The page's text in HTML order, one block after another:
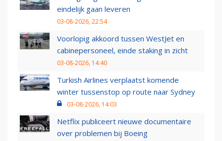
eindelijk gaan leveren
03-08-2026, 22:54
Voorlopig akkoord tussen WestJet en
cabinepersoneel, einde staking in zicht
03-08-2026, 14:40
Turkish Airlines verplaatst komende
winter tussenstop op route naar Sydney
03-08-2026, 14:03
Netflix publiceert nieuwe documentaire
over problemen bij Boeing